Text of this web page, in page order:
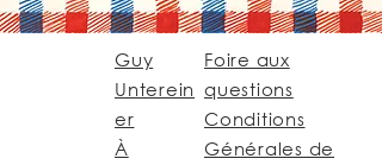
Guy
Unterein
er
À
Foire aux
questions
Conditions
Générales de